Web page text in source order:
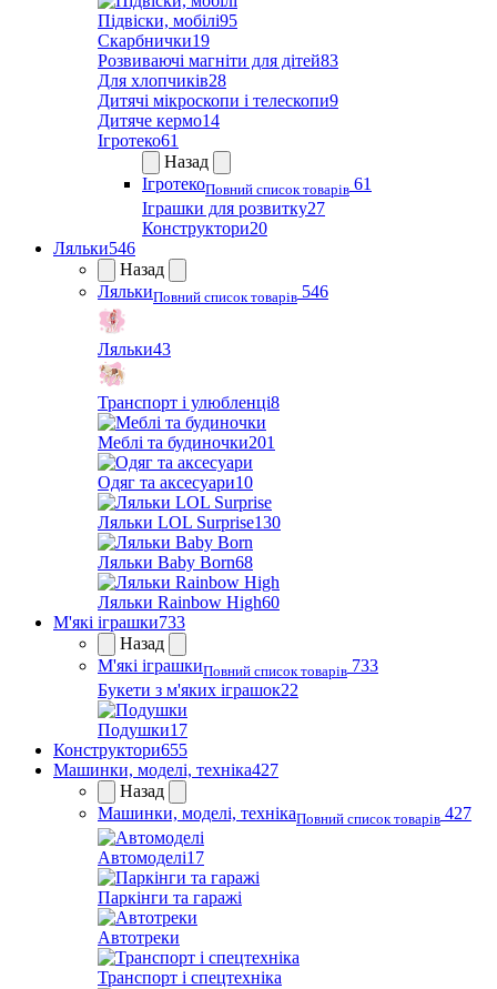
Підвіски, мобілі95
Скарбнички19
Розвиваючі магніти для дітей83
Для хлопчиків28
Дитячі мікроскопи і телескопи9
Дитяче кермо14
Ігротеко61
Назад
ІгротекоПовний список товарів 61
Іграшки для розвитку27
Конструктори20
Ляльки546
Назад
ЛялькиПовний список товарів 546
Ляльки43
Транспорт і улюбленці8
Меблі та будиночки201
Одяг та аксесуари10
Ляльки LOL Surprise130
Ляльки Baby Born68
Ляльки Rainbow High60
М'які іграшки733
Назад
М'які іграшкиПовний список товарів 733
Букети з м'яких іграшок22
Подушки17
Конструктори655
Машинки, моделі, техніка427
Назад
Машинки, моделі, технікаПовний список товарів 427
Автомоделі17
Паркінги та гаражі
Автотреки
Транспорт і спецтехніка